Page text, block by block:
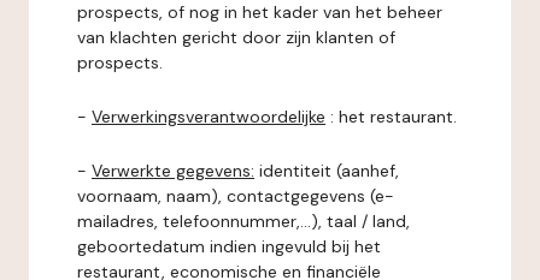
prospects, of nog in het kader van het beheer
van klachten gericht door zijn klanten of
prospects.
- Verwerkingsverantwoordelijke : het restaurant.
- Verwerkte gegevens: identiteit (aanhef,
voornaam, naam), contactgegevens (e-
mailadres, telefoonnummer,...), taal / land,
geboortedatum indien ingevuld bij het
restaurant, economische en financiële